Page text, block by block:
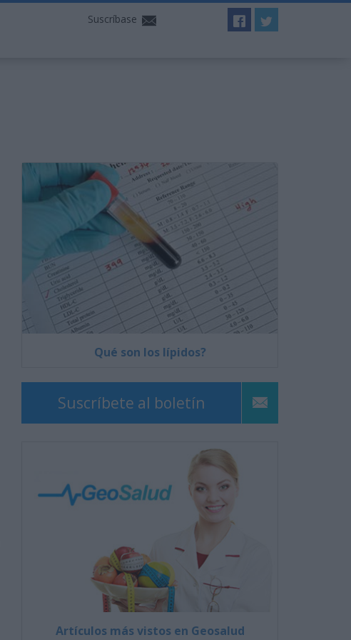
Suscríbase
Qué son los lípidos?
Suscríbete al boletín
Artículos más vistos en Geosalud